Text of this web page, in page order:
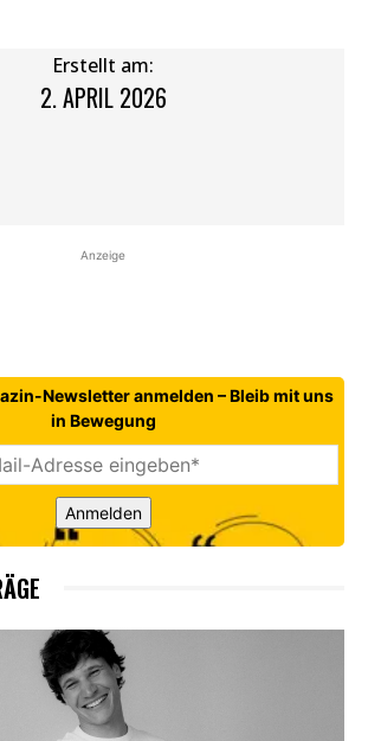
Erstellt am:
2. APRIL 2026
Anzeige
Newsletter anmelden – Bleib mit uns
in Bewegung
Anmelden